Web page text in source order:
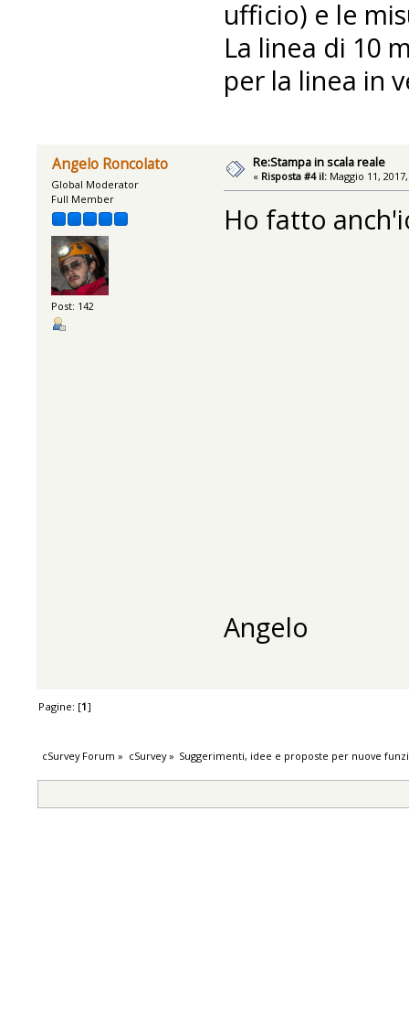
ufficio) e le
La linea di 10
per la linea in
Angelo Roncolato
Global Moderator
Full Member
Post: 142
Re:Stampa in scala reale
« Risposta #4 il: Maggio 11,
Ho fatto
Angelo
Pagine: [1]
cSurvey Forum » cSurvey» Suggerimenti, idee e proposte per nuove